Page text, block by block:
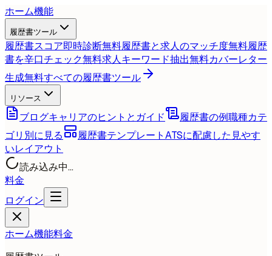
ホーム機能
履歴書ツール
履歴書スコア即時診断無料履歴書と求人のマッチ度無料履歴
書を辛口チェック無料求人キーワード抽出無料カバーレター
生成無料すべての履歴書ツール
リソース
ブログキャリアのヒントとガイド 履歴書の例職種カテ
ゴリ別に見る
履歴書テンプレートATSに配慮した見やす
いレイアウト
読み込み中...
料金
ログイン
ホーム機能料金